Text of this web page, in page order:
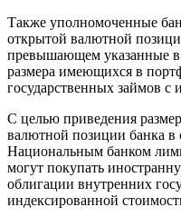
Также уполномоченные
открытой валютной
превышающем указанные в
размера имеющихся в
государственных займов с
С целью приведения
валютной позиции банка в
Национальным банком
могут покупать
облигации внутренних
индексированной